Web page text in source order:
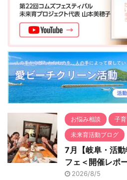
するためには 、現実的に
どんな対策が取れるの
か？精神的にはどんな事
に気をつけると良いの
か？感情的にはどんなフ
ォローが有効なのか？万
が一の時に正しい対策を
知り、正しく備えて安心
して子育 ...
お悩み相談 子
未来育活動ブログ
7月【岐阜・活
フェ＜開催レポ
2026/8/5